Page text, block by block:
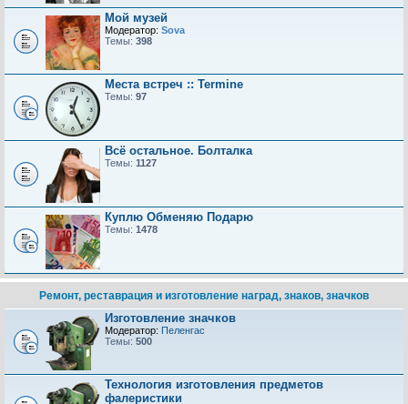
Мой музей
Модератор: Sova
Темы: 398
Места встреч :: Termine
Темы: 97
Всё остальное. Болталка
Темы: 1127
Куплю Обменяю Подарю
Темы: 1478
Ремонт, реставрация и изготовление наград, знаков, значков
Изготовление значков
Модератор: Пеленгас
Темы: 500
Технология изготовления предметов
фалеристики